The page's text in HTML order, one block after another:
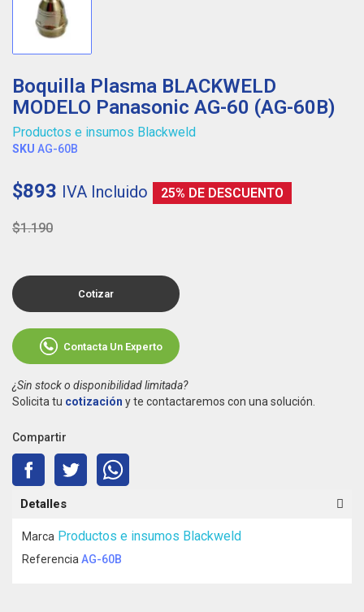
Boquilla Plasma BLACKWELD
MODELO Panasonic AG-60 (AG-60B)
Productos e insumos Blackweld
SKU AG-60B
$893 IVA Incluido 25% DE DESCUENTO
$1.190
Cotizar
Contacta Un Experto
¿Sin stock o disponibilidad limitada?
Solicita tu cotización y te contactaremos con una solución.
Compartir
Detalles
Marca Productos e insumos Blackweld
ReferenciaAG-60B